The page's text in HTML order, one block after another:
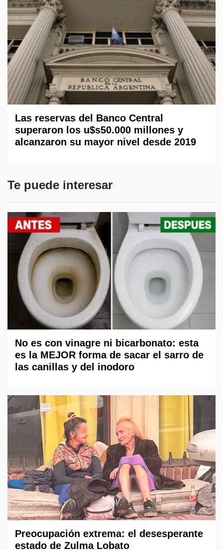
Las reservas del Banco Central
superaron los u$s50.000 millones y
alcanzaron su mayor nivel desde 2019
Te puede interesar
No es con vinagre ni bicarbonato: esta
es la MEJOR forma de sacar el sarro de
las canillas y del inodoro
Preocupación extrema: el desesperante
estado de Zulma Lobato